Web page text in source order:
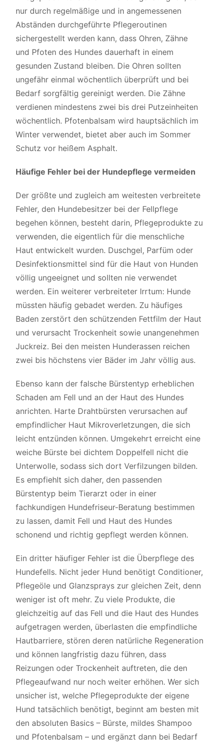
nur durch regelmäßige und in angemessenen
Abständen durchgeführte Pflegeroutinen
sichergestellt werden kann, dass Ohren, Zähne
und Pfoten des Hundes dauerhaft in einem
gesunden Zustand bleiben. Die Ohren sollten
ungefähr einmal wöchentlich überprüft und bei
Bedarf sorgfältig gereinigt werden. Die Zähne
verdienen mindestens zwei bis drei Putzeinheiten
wöchentlich. Pfotenbalsam wird hauptsächlich im
Winter verwendet, bietet aber auch im Sommer
Schutz vor heißem Asphalt.
Häufige Fehler bei der Hundepflege vermeiden
Der größte und zugleich am weitesten verbreitete
Fehler, den Hundebesitzer bei der Fellpflege
begehen können, besteht darin, Pflegeprodukte zu
verwenden, die eigentlich für die menschliche
Haut entwickelt wurden. Duschgel, Parfüm oder
Desinfektionsmittel sind für die Haut von Hunden
völlig ungeeignet und sollten nie verwendet
werden. Ein weiterer verbreiteter Irrtum: Hunde
müssten häufig gebadet werden. Zu häufiges
Baden zerstört den schützenden Fettfilm der Haut
und verursacht Trockenheit sowie unangenehmen
Juckreiz. Bei den meisten Hunderassen reichen
zwei bis höchstens vier Bäder im Jahr völlig aus.
Ebenso kann der falsche Bürstentyp erheblichen
Schaden am Fell und an der Haut des Hundes
anrichten. Harte Drahtbürsten verursachen auf
empfindlicher Haut Mikroverletzungen, die sich
leicht entzünden können. Umgekehrt erreicht eine
weiche Bürste bei dichtem Doppelfell nicht die
Unterwolle, sodass sich dort Verfilzungen bilden.
Es empfiehlt sich daher, den passenden
Bürstentyp beim Tierarzt oder in einer
fachkundigen Hundefriseur-Beratung bestimmen
zu lassen, damit Fell und Haut des Hundes
schonend und richtig gepflegt werden können.
Ein dritter häufiger Fehler ist die Überpflege des
Hundefells. Nicht jeder Hund benötigt Conditioner,
Pflegeöle und Glanzsprays zur gleichen Zeit, denn
weniger ist oft mehr. Zu viele Produkte, die
gleichzeitig auf das Fell und die Haut des Hundes
aufgetragen werden, überlasten die empfindliche
Hautbarriere, stören deren natürliche Regeneration
und können langfristig dazu führen, dass
Reizungen oder Trockenheit auftreten, die den
Pflegeaufwand nur noch weiter erhöhen. Wer sich
unsicher ist, welche Pflegeprodukte der eigene
Hund tatsächlich benötigt, beginnt am besten mit
den absoluten Basics – Bürste, mildes Shampoo
und Pfotenbalsam – und ergänzt dann bei Bedarf